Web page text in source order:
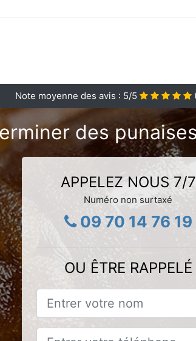
Note moyenne des avis : 5/5
des
APPELEZ NOUS 7/7
Numéro non surtaxé
09 70 14 76 19
OU ÊTRE RAPPELÉ